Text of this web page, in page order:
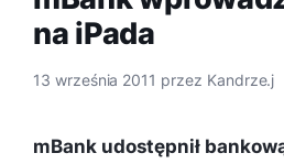
na iPada
13 września 2011 przez Kandrze.j
mBank udostępnił